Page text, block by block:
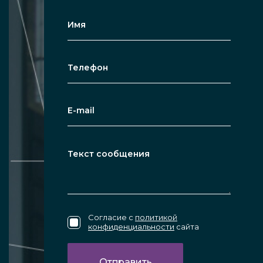
Привлекательность. Стеклянные
изделия для душевых ниш могут
Панель можно органично вписать в
Лёгкость ухода. Стеклянную
душевого помещения можно просто
протирать влажной губкой или
смоченной в мыльной воде мягкой
Согласие с политикой
конфиденциальности сайта